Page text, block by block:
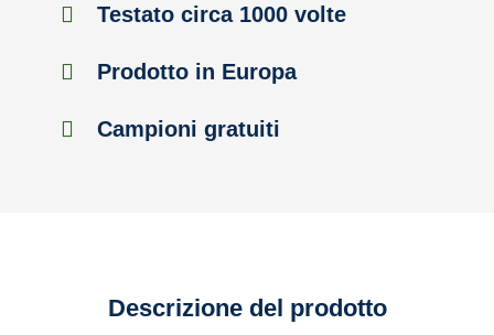
Testato circa 1000 volte
Prodotto in Europa
Campioni gratuiti
Descrizione del prodotto